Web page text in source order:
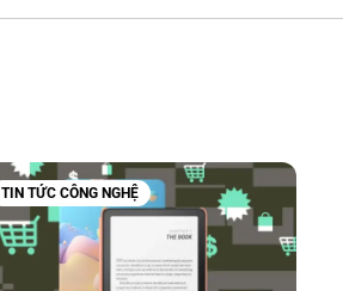
TIN TỨC CÔNG NGHỆ